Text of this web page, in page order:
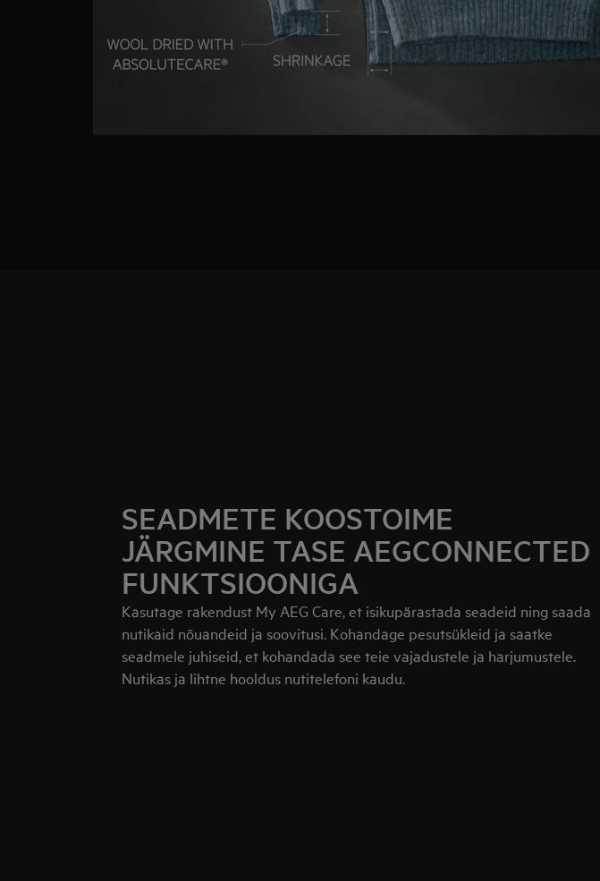
SEADMETE KOOSTOIME
JÄRGMINE TASE AEGCONNECTED
FUNKTSIOONIGA
Kasutage rakendust My AEG Care, et isikupärastada seadeid ning saada
nutikaid nõuandeid ja soovitusi. Kohandage pesutsükleid ja saatke
seadmele juhiseid, et kohandada see teie vajadustele ja harjumustele.
Nutikas ja lihtne hooldus nutitelefoni kaudu.